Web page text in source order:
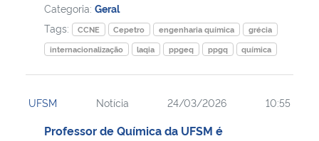
Ministério do Meio Ambiente
Ministério do Turismo
Controladoria-Geral da União
Categoria: Geral
Tags:
CCNE Cepetro engenharia química
grécia
internacionalização
laqia ppgeq ppgq química
UFSM Notícia 24/03/2026 10:55
Professor de Química da UFSM é